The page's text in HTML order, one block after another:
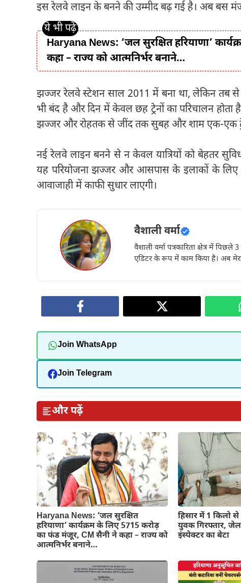
इस रेलवे लाइन के बनने की उम्मीद बढ़ गई है। अब बस
Haryana News: ‘जल सुरक्षित हरियाणा’
कहा – राज्य को आत्मनिर्भर बनाने…
झज्जर रेलवे स्टेशन साल 2011 में बना था, लेकिन तब से
भी बंद है और दिन में केवल छह ट्रेनों का परिचालन होता
झज्जर और रोहतक से जींद तक सुबह और शाम एक-एक
नई रेलवे लाइन बनने से न केवल यात्रियों को बेहतर
यह परियोजना झज्जर और आसपास के इलाकों के लिए
आवाजाही में काफी सुधार लाएगी।
वैशाली वर्मा
वैशाली वर्मा पत्रकारिता क्षेत्र में
एडिटर के रूप में काम किया है। अब मेरा
Join WhatsApp
Join Telegram
और पढ़ें
Haryana News: ‘जल सुरक्षित
हरियाणा’ कार्यक्रम के लिए 5715 करोड़
का फंड मंजूर, CM सैनी ने कहा – राज्य को
आत्मनिर्भर बनाने…
हिसार में 1 किलो
युवक गिरफ्तार,
इंस्पेक्टर का बेटा